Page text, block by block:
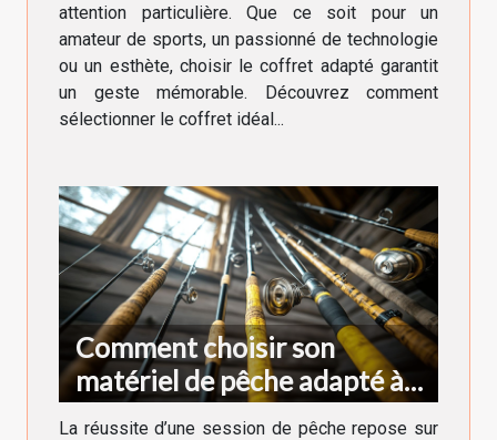
attention particulière. Que ce soit pour un
amateur de sports, un passionné de technologie
ou un esthète, choisir le coffret adapté garantit
un geste mémorable. Découvrez comment
sélectionner le coffret idéal...
Comment choisir son
matériel de pêche adapté à
chaque type de poisson
La réussite d’une session de pêche repose sur